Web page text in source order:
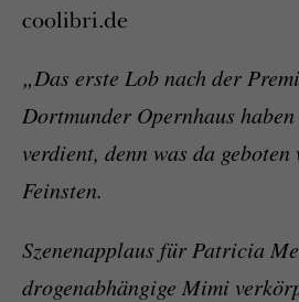
coolibri.de
„Das erste Lob nach der
Dortmunder Opernhaus
verdient, denn was da
Feinsten.
Szenenapplaus für Patricia
drogenabhängige Mimi